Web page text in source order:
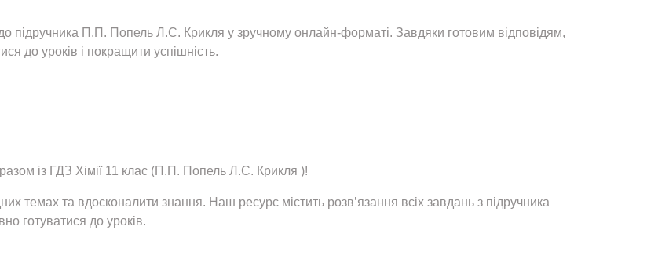
до підручника П.П. Попель Л.С. Крикля у зручному онлайн-форматі. Завдяки готовим відповідям,
до уроків і покращити успішність.
разом із ГДЗ Хімії 11 клас (П.П. Попель Л.С. Крикля )!
темах та вдосконалити знання. Наш ресурс містить розв’язання всіх завдань з підручника
готуватися до уроків.